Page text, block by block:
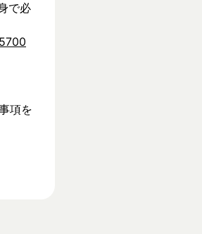
で必
項を